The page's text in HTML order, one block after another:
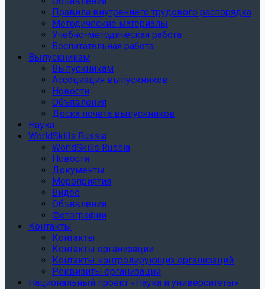
Правила внутреннего трудового распорядка
Методические материалы
Учебно-методическая работа
Воспитательная работа
Выпускникам
Выпускникам
Ассоциация выпускников
Новости
Объявления
Доска почета выпускников
Наука
WorldSkills Russia
WorldSkills Russia
Новости
Документы
Мероприятия
Видео
Объявления
Фотографии
Контакты
Контакты
Контакты организации
Контакты контролирующих организаций
Реквизиты организации
Национальный проект «Наука и университеты»